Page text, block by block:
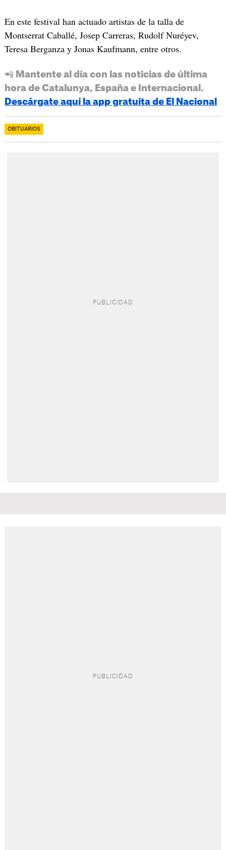
En este festival han actuado artistas de la talla de
Montserrat Caballé, Josep Carreras, Rudolf Nuréyev,
Teresa Berganza y Jonas Kaufmann, entre otros.
📲 Mantente al día con las noticias de última
hora de Catalunya, España e Internacional.
Descárgate aquí la app gratuita de El Nacional
OBITUARIOS